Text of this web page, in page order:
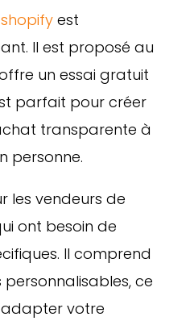
shopifyest
Il est proposé au
un essai gratuit
parfait pour créer
transparente à
personne.
les vendeurs de
ont besoin de
Il comprend
personnalisables, ce
votre